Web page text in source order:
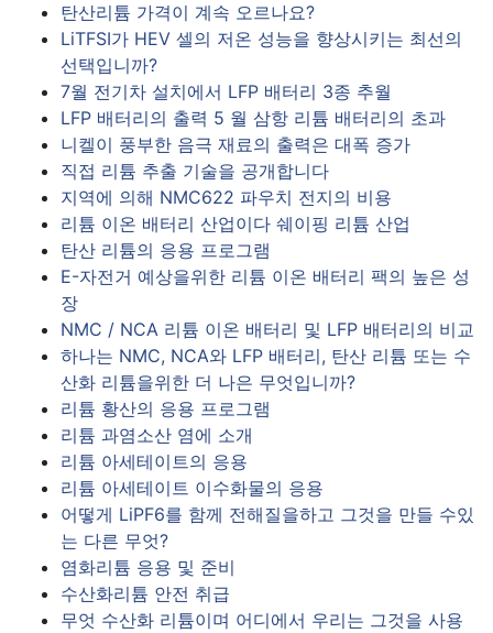
탄산리튬 가격이 계속 오르나요?
LiTFSI가 HEV 셀의 저온 성능을 향상시키는 최선의
선택입니까?
7월 전기차 설치에서 LFP 배터리 3종 추월
LFP 배터리의 출력 5 월 삼항 리튬 배터리의 초과
니켈이 풍부한 음극 재료의 출력은 대폭 증가
직접 리튬 추출 기술을 공개합니다
지역에 의해 NMC622 파우치 전지의 비용
리튬 이온 배터리 산업이다 쉐이핑 리튬 산업
탄산 리튬의 응용 프로그램
E-자전거 예상을위한 리튬 이온 배터리 팩의 높은 성
장
NMC / NCA 리튬 이온 배터리 및 LFP 배터리의 비교
하나는 NMC, NCA와 LFP 배터리, 탄산 리튬 또는 수
산화 리튬을위한 더 나은 무엇입니까?
리튬 황산의 응용 프로그램
리튬 과염소산 염에 소개
리튬 아세테이트의 응용
리튬 아세테이트 이수화물의 응용
어떻게 LiPF6를 함께 전해질을하고 그것을 만들 수있
는 다른 무엇?
염화리튬 응용 및 준비
수산화리튬 안전 취급
무엇 수산화 리튬이며 어디에서 우리는 그것을 사용